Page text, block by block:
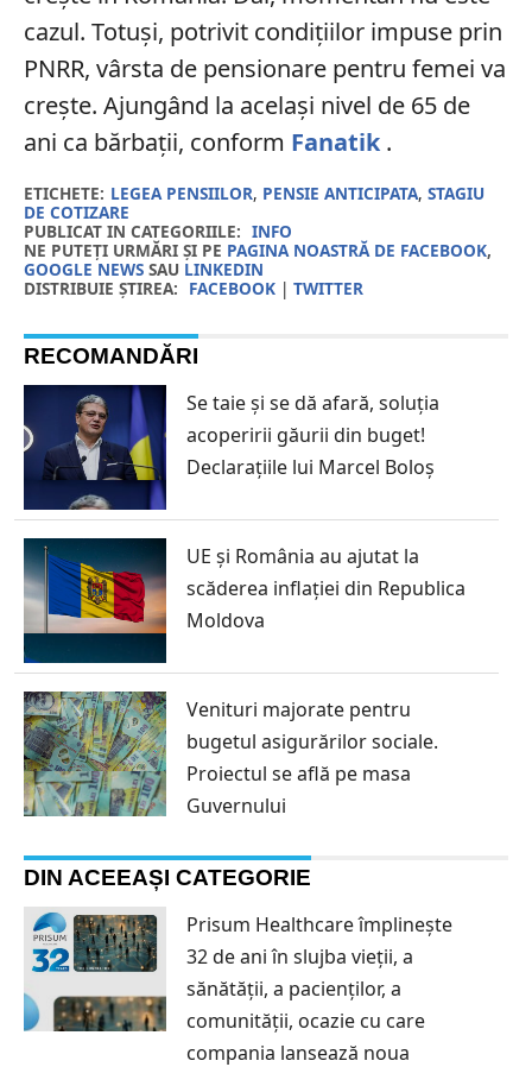
cazul. Totuși, potrivit condițiilor impuse prin
PNRR, vârsta de pensionare pentru femei va
crește. Ajungând la același nivel de 65 de
ani ca bărbații, conform Fanatik.
ETICHETE: LEGEA PENSIILOR, PENSIE ANTICIPATA, STAGIU
DE COTIZARE
PUBLICAT IN CATEGORIILE: INFO
NE PUTEȚI URMĂRI ȘI PE PAGINA NOASTRĂ DE FACEBOOK,
GOOGLE NEWSSAU LINKEDIN
DISTRIBUIE ȘTIREA: FACEBOOK| TWITTER
RECOMANDĂRI
Se taie și se dă afară, soluția
acoperirii găurii din buget!
Declarațiile lui Marcel Boloș
UE și România au ajutat la
scăderea inflației din Republica
Moldova
Venituri majorate pentru
bugetul asigurărilor sociale.
Proiectul se află pe masa
Guvernului
DIN ACEEAȘI CATEGORIE
Prisum Healthcare împlinește
32 de ani în slujba vieții, a
sănătății, a pacienților, a
comunității, ocazie cu care
compania lansează noua